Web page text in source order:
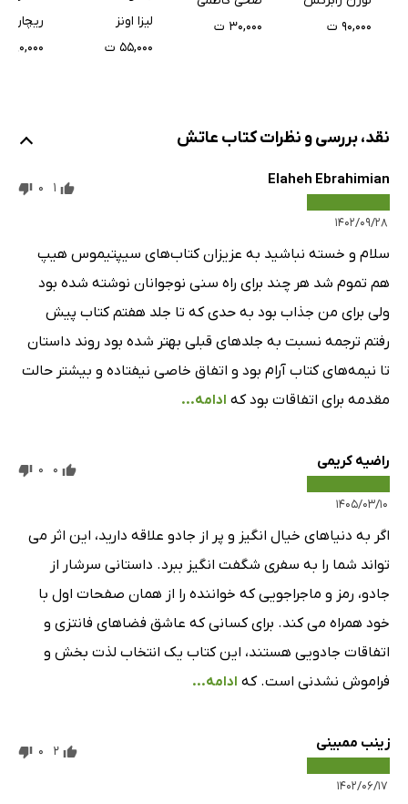
۹۰,۰۰۰ ت
۳۰,۰۰۰ ت
لیزا اونز
۵۵,۰۰۰ ت
ریچارد
۲۹۰,۰۰۰ ت
نقد، بررسی و نظرات کتاب عاتش
Elaheh Ebrahimian
۱۴۰۲/۰۹/۲۸
1
0
سلام و خسته نباشید به عزیزان کتاب‌های سیپتیموس هیپ
هم تموم شد هر چند برای راه سنی نوجوانان نوشته شده بود
ولی برای من جذاب بود به حدی که تا جلد هفتم کتاب پیش
رفتم ترجمه نسبت به جلد‌های قبلی بهتر شده بود روند داستان
تا نیمه‌های کتاب آرام بود و اتفاق خاصی نیفتاده و بیشتر حالت
مقدمه برای اتفاقات بود که ادامه...
راضیه کریمی
۱۴۰۵/۰۳/۱۰
0
0
اگر به دنیاهای خیال انگیز و پر از جادو علاقه دارید، این اثر می
تواند شما را به سفری شگفت انگیز ببرد. داستانی سرشار از
جادو، رمز و ماجراجویی که خواننده را از همان صفحات اول با
خود همراه می کند. برای کسانی که عاشق فضاهای فانتزی و
اتفاقات جادویی هستند، این کتاب یک انتخاب لذت بخش و
فراموش نشدنی است. که ادامه...
زینب ممبینی
۱۴۰۲/۰۶/۱۷
2
0